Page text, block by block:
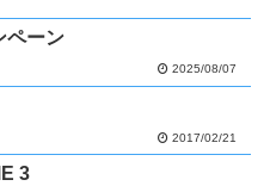
ペーン
2025/08/07
2017/02/21
3